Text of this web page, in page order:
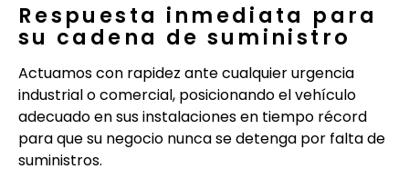
Respuesta inmediata para
su cadena de suministro
Actuamos con rapidez ante cualquier urgencia
industrial o comercial, posicionando el vehículo
adecuado en sus instalaciones en tiempo récord
para que su negocio nunca se detenga por falta de
suministros.